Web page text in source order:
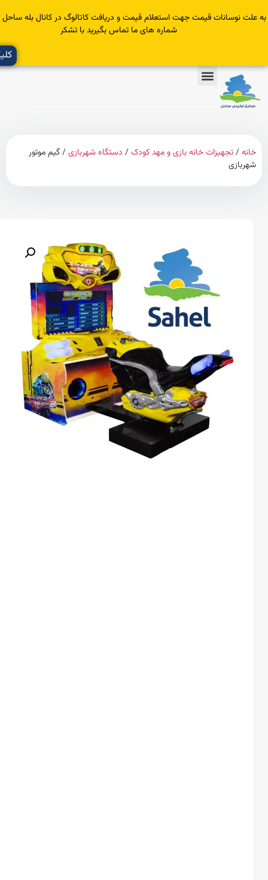
قیمت جهت استعلام قیمت و دریافت کاتالوگ در کانال بله ساحل عضو یا با
شماره های ما تماس بگیرید با تشکر
کلیک کنید
تجهیزات خانه بازی و مهد کودک/دستگاه شهربازی/ گیم موتور